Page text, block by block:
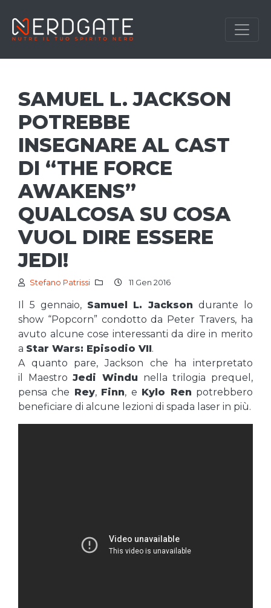
SAMUEL L. JACKSON
POTREBBE
INSEGNARE AL CAST
DI “THE FORCE
AWAKENS”
QUALCOSA SU COSA
VUOL DIRE ESSERE
JEDI!
Stefano Patrissi 11 Gen 2016
Il 5 gennaio, Samuel L. Jackson durante lo
show “Popcorn” condotto da Peter Travers, ha
avuto alcune cose interessanti da dire in merito
a Star Wars: Episodio VII.
A quanto pare, Jackson che ha interpretato
il MaestroJedi Windu nella trilogia prequel,
pensa che Rey, Finn, e Kylo Ren potrebbero
beneficiare di alcune lezioni di spada laser in più.